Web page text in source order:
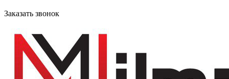
Заказать звонок